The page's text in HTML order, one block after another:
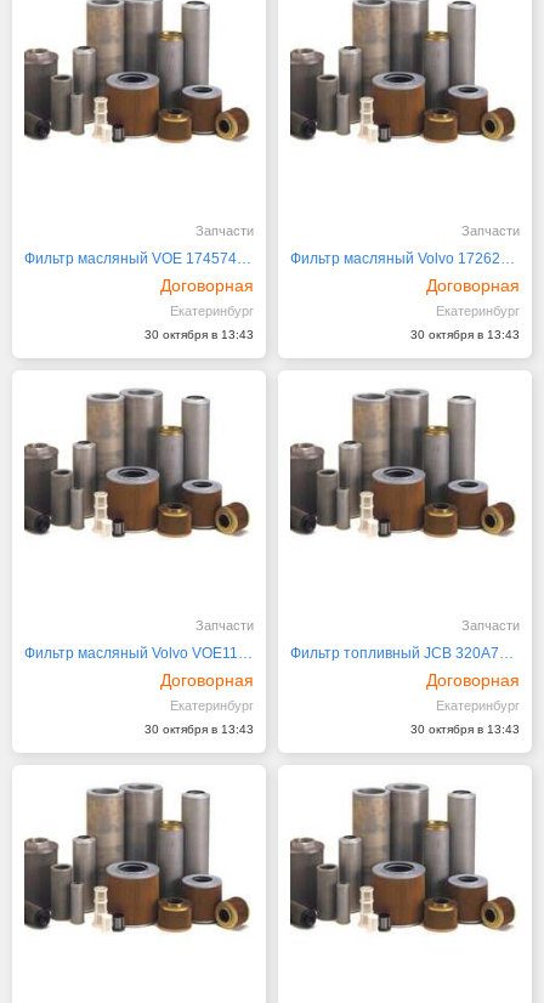
Запчасти
Фильтр масляный VOE 17457469 (VOE3831236)
Договорная
Екатеринбург
30 октября в 13:43
Запчасти
Фильтр масляный Volvo 17262703, 3976603
Договорная
Екатеринбург
30 октября в 13:43
Запчасти
Фильтр масляный Volvo VOE11700375
Договорная
Екатеринбург
30 октября в 13:43
Запчасти
Фильтр топливный JCB 320A7123
Договорная
Екатеринбург
30 октября в 13:43